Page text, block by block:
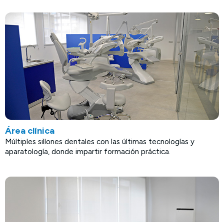
Área clínica
Múltiples sillones dentales con las últimas tecnologías y
aparatología, donde impartir formación práctica.